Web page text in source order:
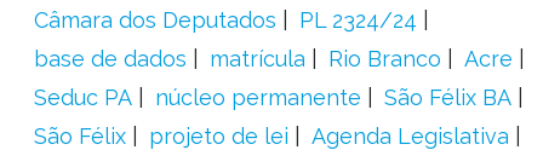
Câmara dos Deputados
PL 2324/24
base de dados
matrícula Rio Branco
Acre
Seduc PA
núcleo permanente
São Félix BA
São Félix
projeto de lei
Agenda Legislativa